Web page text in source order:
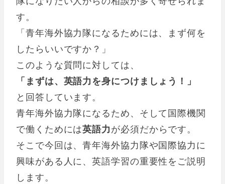
す。
「青年海外協力隊になるためには、まず何を
したらいいですか？」
このような質問に対しては、
「まずは、英語力を身につけましょう！」
と回答しています。
青年海外協力隊になるため、そして国際機関
で働くためには英語力が必須だからです。
そこで今回は、青年海外協力隊や国際協力に
興味がある人に、英語学習の重要性をご説明
します。